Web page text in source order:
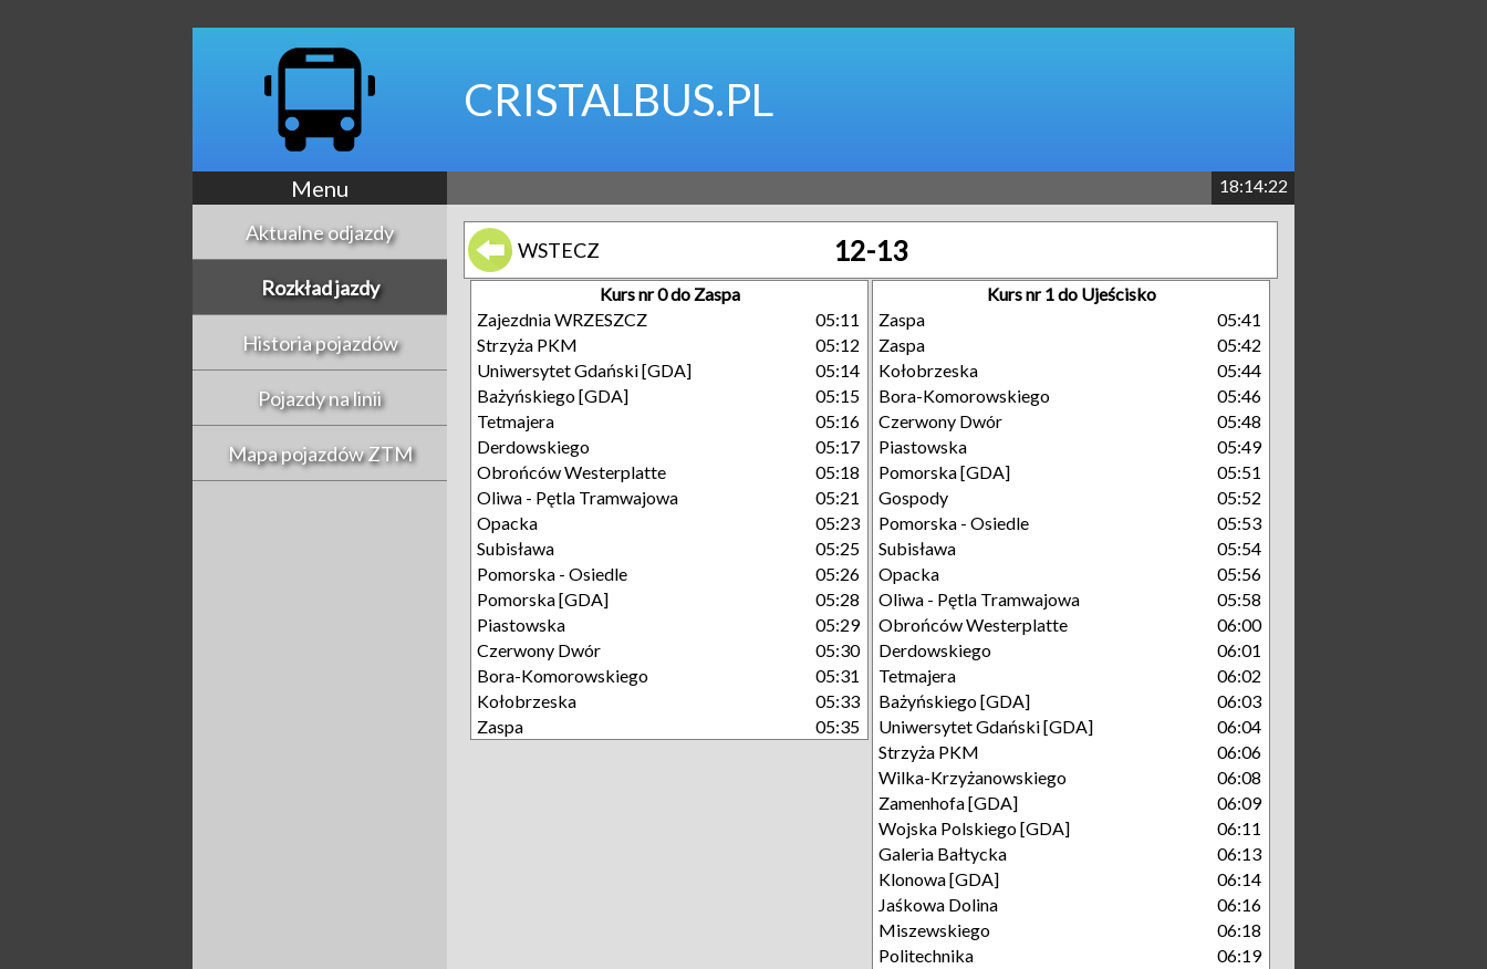
CRISTALBUS.PL
Menu 18:14:23
Aktualne odjazdy
Rozkład jazdy
Historia pojazdów
Pojazdy na linii
Mapa pojazdów ZTM
WSTECZ 12-13
Kurs nr 0 do Zaspa
Zajezdnia WRZESZCZ
05:11
Strzyża PKM
05:12
Uniwersytet Gdański [GDA]
05:14
Bażyńskiego [GDA]
05:15
Tetmajera
05:16
Derdowskiego
05:17
Obrońców Westerplatte
05:18
Oliwa - Pętla Tramwajowa
05:21
Opacka
05:23
Subisława
05:25
Pomorska - Osiedle
05:26
Pomorska [GDA]
05:28
Piastowska
05:29
Czerwony Dwór
05:30
Bora-Komorowskiego
05:31
Kołobrzeska
05:33
Zaspa
05:35
Kurs nr 1 do Ujeścisko
Zaspa
05:41
Zaspa
05:42
Kołobrzeska
05:44
Bora-Komorowskiego
05:46
Czerwony Dwór
05:48
Piastowska
05:49
Pomorska [GDA]
05:51
Gospody
05:52
Pomorska - Osiedle
05:53
Subisława
05:54
Opacka
05:56
Oliwa - Pętla Tramwajowa
05:58
Obrońców Westerplatte
06:00
Derdowskiego
06:01
Tetmajera
06:02
Bażyńskiego [GDA]
06:03
Uniwersytet Gdański [GDA]
06:04
Strzyża PKM
06:06
Wilka-Krzyżanowskiego
06:08
Zamenhofa [GDA]
06:09
Wojska Polskiego [GDA]
06:11
Galeria Bałtycka
06:13
Klonowa [GDA]
06:14
Jaśkowa Dolina
06:16
Miszewskiego
06:18
Politechnika
06:19